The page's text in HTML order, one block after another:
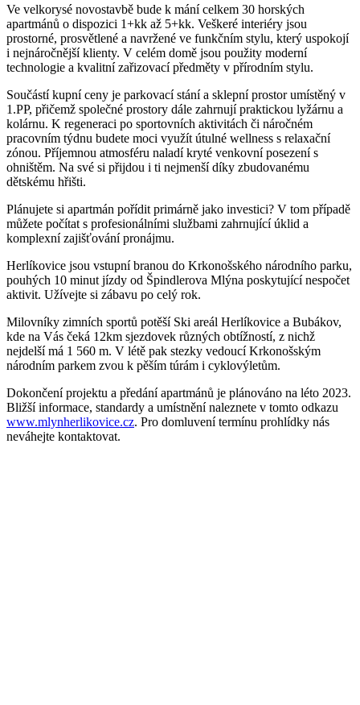
Ve velkorysé novostavbě bude k mání celkem 30 horských
apartmánů o dispozici 1+kk až 5+kk. Veškeré interiéry jsou
prostorné, prosvětlené a navržené ve funkčním stylu, který uspokojí
i nejnáročnější klienty. V celém domě jsou použity moderní
technologie a kvalitní zařizovací předměty v přírodním stylu.
Součástí kupní ceny je parkovací stání a sklepní prostor umístěný v
1.PP, přičemž společné prostory dále zahrnují praktickou lyžárnu a
kolárnu. K regeneraci po sportovních aktivitách či náročném
pracovním týdnu budete moci využít útulné wellness s relaxační
zónou. Příjemnou atmosféru naladí kryté venkovní posezení s
ohništěm. Na své si přijdou i ti nejmenší díky zbudovanému
dětskému hřišti.
Plánujete si apartmán pořídit primárně jako investici? V tom případě
můžete počítat s profesionálními službami zahrnující úklid a
komplexní zajišťování pronájmu.
Herlíkovice jsou vstupní branou do Krkonošského národního parku,
pouhých 10 minut jízdy od Špindlerova Mlýna poskytující nespočet
aktivit. Užívejte si zábavu po celý rok.
Milovníky zimních sportů potěší Ski areál Herlíkovice a Bubákov,
kde na Vás čeká 12km sjezdovek různých obtížností, z nichž
nejdelší má 1 560 m. V létě pak stezky vedoucí Krkonošským
národním parkem zvou k pěším túrám i cyklovýletům.
Dokončení projektu a předání apartmánů je plánováno na léto 2023.
Bližší informace, standardy a umístnění naleznete v tomto odkazu
www.mlynherlikovice.cz. Pro domluvení termínu prohlídky nás
neváhejte kontaktovat.